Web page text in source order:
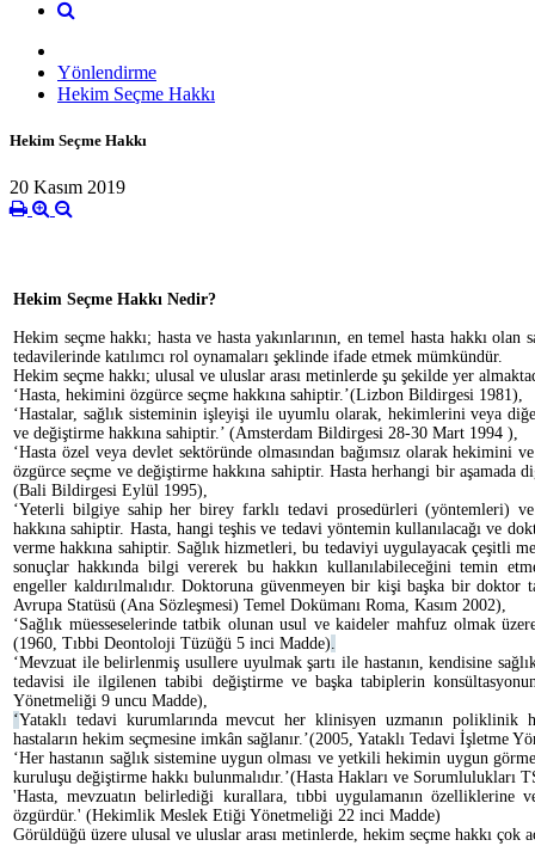
Yönlendirme
Hekim Seçme Hakkı
Hekim Seçme Hakkı
20 Kasım 2019
Hekim Seçme Hakkı Nedir?
Hekim seçme hakkı; hasta ve hasta yakınlarının, en temel hasta hakkı olan
tedavilerinde katılımcı rol oynamaları şeklinde ifade etmek mümkündür.
Hekim seçme hakkı; ulusal ve uluslar arası metinlerde şu şekilde yer
‘Hasta, hekimini özgürce seçme hakkına sahiptir.’(Lizbon Bildirgesi 1981),
‘Hastalar, sağlık sisteminin işleyişi ile uyumlu olarak, hekimlerini veya
ve değiştirme hakkına sahiptir.’ (Amsterdam Bildirgesi 28-30 Mart 1994 ),
‘Hasta özel veya devlet sektöründe olmasından bağımsız olarak hekimini
özgürce seçme ve değiştirme hakkına sahiptir. Hasta herhangi bir aşamada
(Bali Bildirgesi Eylül 1995),
‘Yeterli bilgiye sahip her birey farklı tedavi prosedürleri (yöntemleri)
hakkına sahiptir. Hasta, hangi teşhis ve tedavi yöntemin kullanılacağı ve
verme hakkına sahiptir. Sağlık hizmetleri, bu tedaviyi uygulayacak çeşitli
sonuçlar hakkında bilgi vererek bu hakkın kullanılabileceğini temin
engeller kaldırılmalıdır. Doktoruna güvenmeyen bir kişi başka bir doktor
Avrupa Statüsü (Ana Sözleşmesi) Temel Dokümanı Roma, Kasım 2002),
‘Sağlık müesseselerinde tatbik olunan usul ve kaideler mahfuz olmak
(1960, Tıbbi Deontoloji Tüzüğü 5 inci Madde).
‘Mevzuat ile belirlenmiş usullere uyulmak şartı ile hastanın, kendisine
tedavisi ile ilgilenen tabibi değiştirme ve başka tabiplerin
Yönetmeliği 9 uncu Madde),
‘Yataklı tedavi kurumlarında mevcut her klinisyen uzmanın poliklinik
hastaların hekim seçmesine imkân sağlanır.’(2005, Yataklı Tedavi İşletme
‘Her hastanın sağlık sistemine uygun olması ve yetkili hekimin uygun
kuruluşu değiştirme hakkı bulunmalıdır.’(Hasta Hakları ve Sorumlulukları
'Hasta, mevzuatın belirlediği kurallara, tıbbi uygulamanın özelliklerine
özgürdür.' (Hekimlik Meslek Etiği Yönetmeliği 22 inci Madde)
Görüldüğü üzere ulusal ve uluslar arası metinlerde, hekim seçme hakkı çok